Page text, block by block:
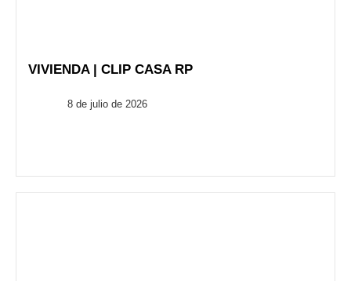
VIVIENDA | CLIP CASA RP
8 de julio de 2026